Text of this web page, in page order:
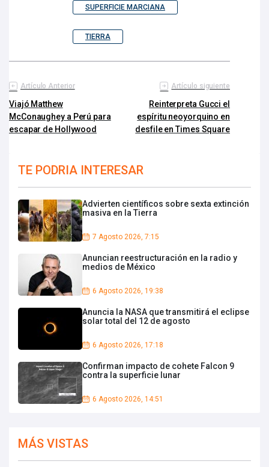
SUPERFICIE MARCIANA
TIERRA
Artículo Anterior
Viajó Matthew
McConaughey a Perú para
escapar de Hollywood
Artículo siguiente
Reinterpreta Gucci el
espíritu neoyorquino en
desfile en Times Square
TE PODRIA INTERESAR
Advierten científicos sobre sexta extinción
masiva en la Tierra
7 Agosto 2026, 7:15
Anuncian reestructuración en la radio y
medios de México
6 Agosto 2026, 19:38
Anuncia la NASA que transmitirá el eclipse
solar total del 12 de agosto
6 Agosto 2026, 17:18
Confirman impacto de cohete Falcon 9
contra la superficie lunar
6 Agosto 2026, 14:51
MÁS VISTAS